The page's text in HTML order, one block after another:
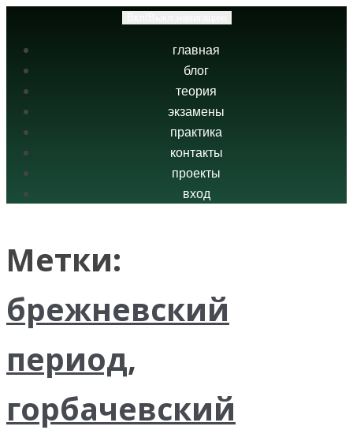
главная
блог
теория
экзамены
практика
контакты
проекты
вход
Метки:
брежневский
период,
горбачевский